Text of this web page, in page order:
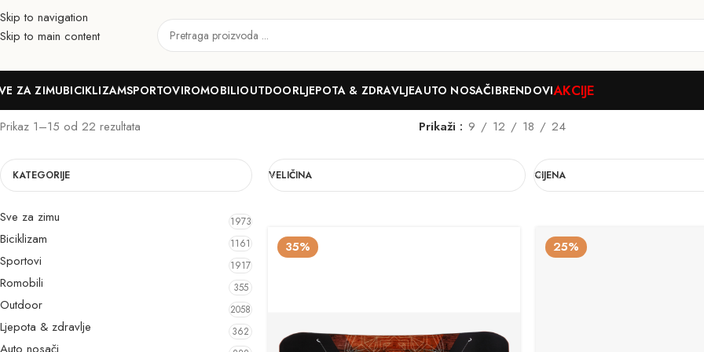
Skip to navigation
Skip to main content
ZA ZIMUBICIKLIZAMSPORTOVIROMOBILIOUTDOORLJEPOTA & ZDRAVLJEAUTO NOSAČIBRENDOVIAKCIJE
Odrasli
Prikaz 1–15 od 22 rezultata Prikaži 9 12 18 24
KATEGORIJE
Sve za zimu 1973
Biciklizam 1161
Sportovi 1917
Romobili 355
Outdoor 2058
Ljepota & zdravlje 362
VELIČINA CIJENA
35% 25%